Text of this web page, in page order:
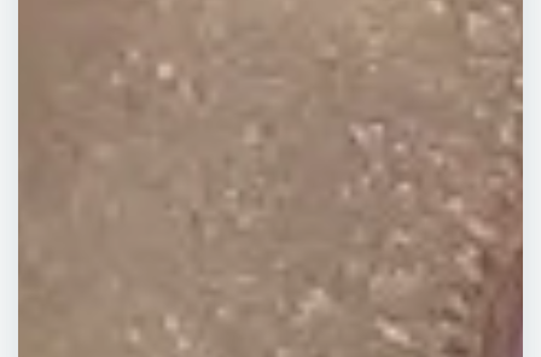
Demander un devis